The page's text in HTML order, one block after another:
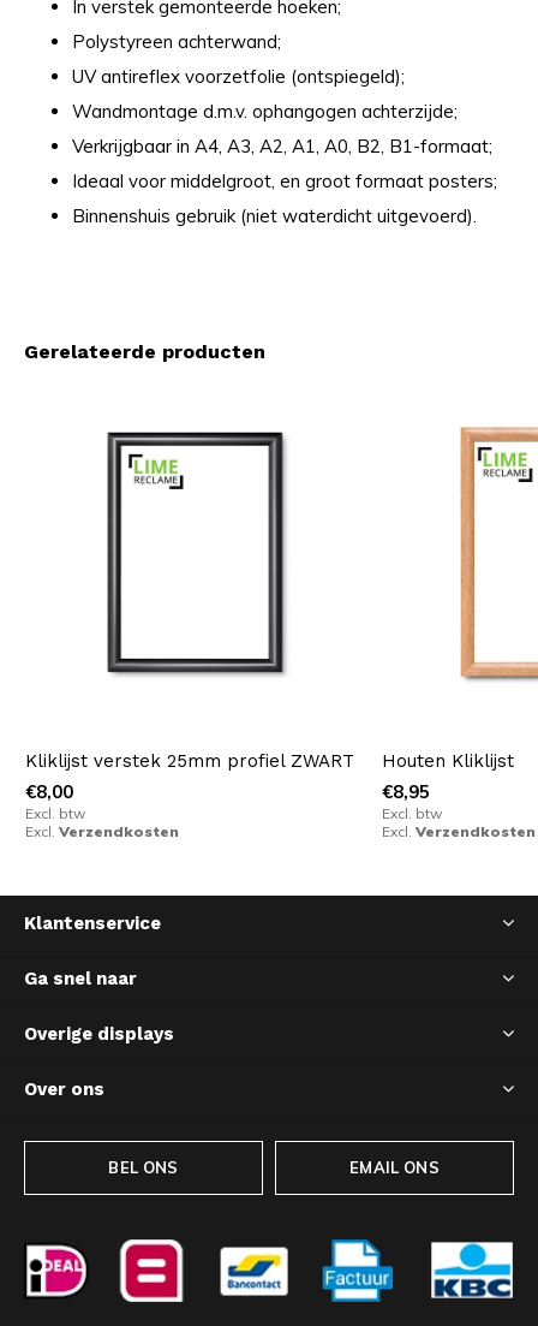
In verstek gemonteerde hoeken;
Polystyreen achterwand;
UV antireflex voorzetfolie (ontspiegeld);
Wandmontage d.m.v. ophangogen achterzijde;
Verkrijgbaar in A4, A3, A2, A1, A0, B2, B1-formaat;
Ideaal voor middelgroot, en groot formaat posters;
Binnenshuis gebruik (niet waterdicht uitgevoerd).
Gerelateerde producten
Kliklijst verstek 25mm profiel ZWART
€8,00
Excl. btw
Excl. Verzendkosten
Houten Kliklijst
€8,95
Excl. btw
Excl. Verzendkosten
Klantenservice
Ga snel naar
Overige displays
Over ons
BEL ONS EMAIL ONS